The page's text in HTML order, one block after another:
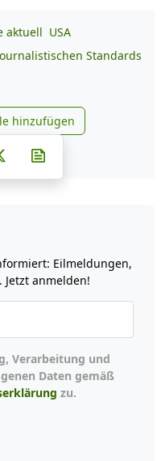
aktuell USA
Standards
zu Google
hinzufügen
auf Whatsapp
Teilen auf Telegram
Mail teilen
Post auf X
Eilmeldungen,
Jetzt anmelden!
Daten gemäß
zu.